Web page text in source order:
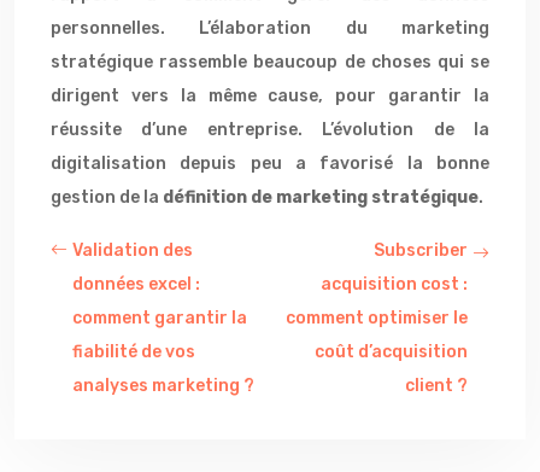
personnelles. L’élaboration du marketing
stratégique rassemble beaucoup de choses qui se
dirigent vers la même cause, pour garantir la
réussite d’une entreprise. L’évolution de la
digitalisation depuis peu a favorisé la bonne
gestion de la définition de marketing stratégique.
Validation des
données excel :
comment garantir la
fiabilité de vos
analyses marketing ?
Subscriber
acquisition cost :
comment optimiser le
coût d’acquisition
client ?